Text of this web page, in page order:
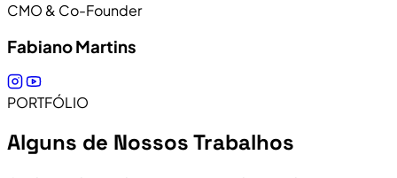
CMO & Co-Founder
Fabiano Martins
PORTFÓLIO
Alguns de Nossos Trabalhos